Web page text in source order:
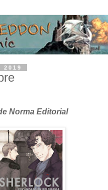
Norma Editorial